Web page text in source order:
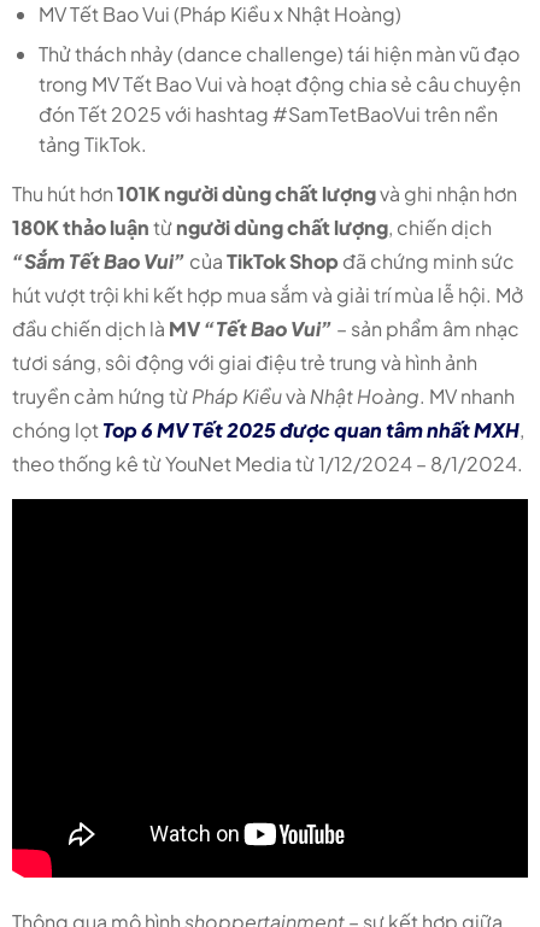
MV Tết Bao Vui (Pháp Kiều x Nhật Hoàng)
Thử thách nhảy (dance challenge) tái hiện màn vũ đạo
trong MV Tết Bao Vui và hoạt động chia sẻ câu chuyện
đón Tết 2025 với hashtag #SamTetBaoVui trên nền
tảng TikTok.
Thu hút hơn101K người dùng chất lượngvà ghi nhận hơn
180K thảo luậntừngười dùng chất lượng, chiến dịch
“Sắm Tết Bao Vui” củaTikTok Shopđã chứng minh sức
hút vượt trội khi kết hợp mua sắm và giải trí mùa lễ hội. Mở
đầu chiến dịch là MV“Tết Bao Vui” – sản phẩm âm nhạc
tươi sáng, sôi động với giai điệu trẻ trung và hình ảnh
truyền cảm hứng từPháp Kiềuvà Nhật Hoàng. MV nhanh
chóng lọt Top 6 MV Tết 2025 được quan tâm nhất MXH,
theo thống kê từ YouNet Mediatừ 1/12/2024 – 8/1/2024.
Thông qua mô hìnhshoppertainment– sự kết hợp giữa